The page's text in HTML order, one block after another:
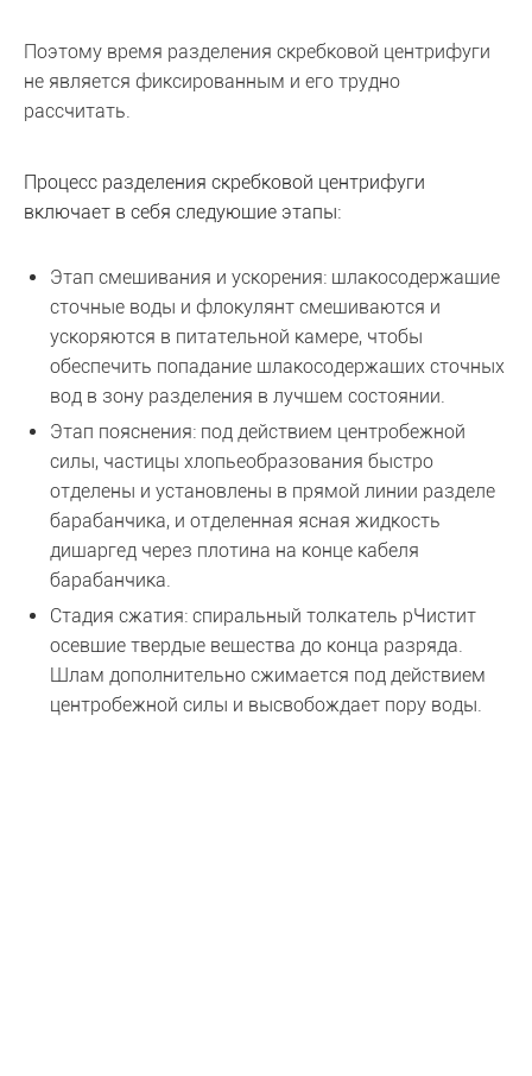
Поэтому время разделения скребковой центрифуги
не является фиксированным и его трудно
рассчитать.
Процесс разделения скребковой центрифуги
включает в себя следующие этапы:
Этап смешивания и ускорения: шлакосодержащие
сточные воды и флокулянт смешиваются и
ускоряются в питательной камере, чтобы
обеспечить попадание шлакосодержащих сточных
вод в зону разделения в лучшем состоянии.
Этап пояснения: под действием центробежной
силы, частицы хлопьеобразования быстро
отделены и установлены в прямой линии разделе
барабанчика, и отделенная ясная жидкость
дишаргед через плотина на конце кабеля
барабанчика.
Стадия сжатия: спиральный толкатель pЧистит
осевшие твердые вещества до конца разряда.
Шлам дополнительно сжимается под действием
центробежной силы и высвобождает пору воды.